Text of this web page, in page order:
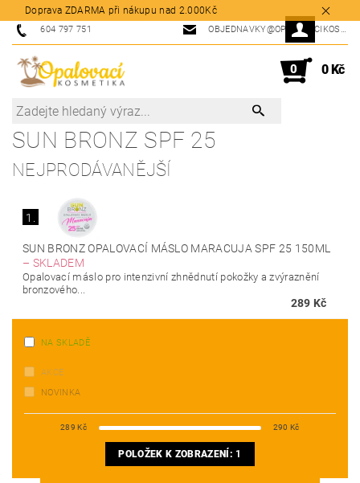
Doprava ZDARMA při nákupu nad 2.000Kč
604 797 751 OBJEDNAVKY@OPALOVACIKOSMETIKA.CZ
0 0 Kč
SUN BRONZ SPF 25
NEJPRODÁVANĚJŠÍ
1.
SUN BRONZ OPALOVACÍ MÁSLO MARACUJA SPF 25 150ML
– SKLADEM
Opalovací máslo pro intenzivní zhnědnutí pokožky a zvýraznění
bronzového...
289 Kč
NA SKLADĚ
AKCE
NOVINKA
289 Kč 290 Kč
POLOŽEK K ZOBRAZENÍ: 1